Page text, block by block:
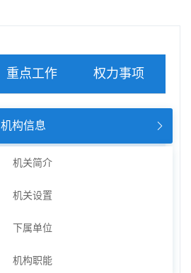
重点工作 权力事项
机构信息
机关简介
机关设置
下属单位
机构职能